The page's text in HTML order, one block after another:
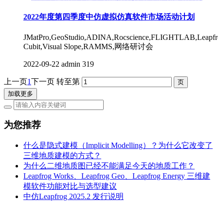
2022年度第四季度中仿虚拟仿真软件市场活动计划
Cubit,Visual Slope,RAMMS,网络研讨会
2022-09-22 admin 319
上一页1下一页 转至第
加载更多
为您推荐
什么是隐式建模（Implicit Modelling）？为什么它改变了
三维地质建模的方式？
为什么二维地质图已经不能满足今天的地质工作？
Leapfrog Works、Leapfrog Geo、Leapfrog Energy 三维建
模软件功能对比与选型建议
中仿Leapfrog 2025.2 发行说明